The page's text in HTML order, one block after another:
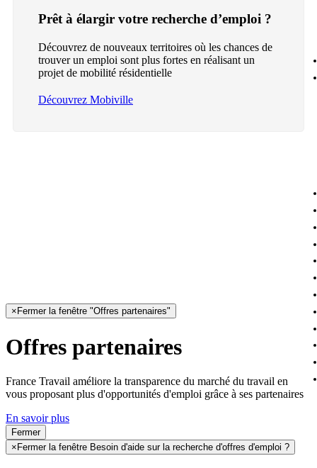
Prêt à élargir votre recherche d’emploi ?
Découvrez de nouveaux territoires où les chances de
trouver un emploi sont plus fortes en réalisant un
projet de mobilité résidentielle
Découvrez Mobiville
× Fermer la fenêtre "Offres partenaires"
Offres partenaires
France Travail améliore la transparence du marché du travail en
vous proposant plus d'opportunités d'emploi grâce à ses partenaires
En savoir plus
Fermer
× Fermer la fenêtre Besoin d'aide sur la recherche d'offres d'emploi ?